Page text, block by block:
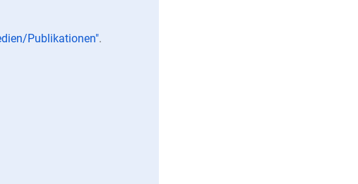
Publikationen".